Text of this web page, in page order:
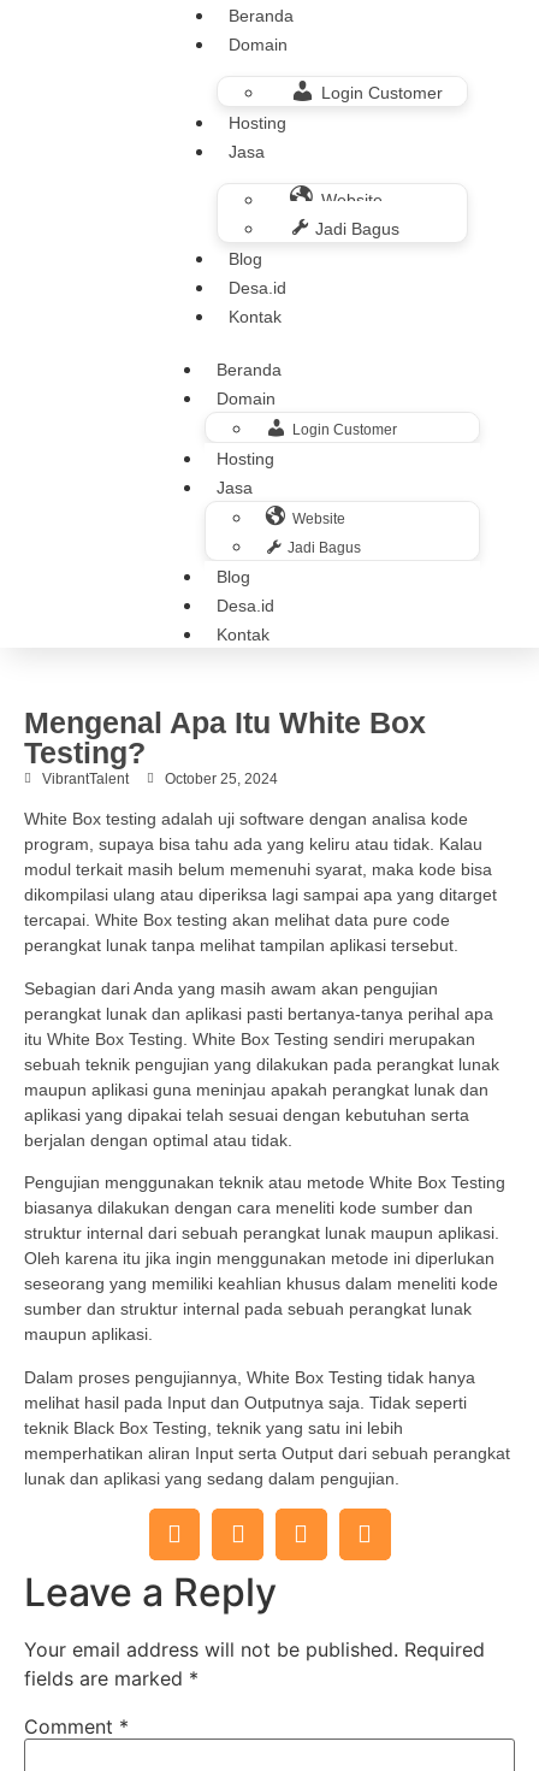
Beranda
Domain
Login Customer
Hosting
Jasa
Website
Jadi Bagus
Blog
Desa.id
Kontak
Beranda
Domain
Login Customer
Hosting
Jasa
Website
Jadi Bagus
Blog
Desa.id
Kontak
Mengenal Apa Itu White Box
Testing?
VibrantTalent October 25, 2024
White Box testing adalah uji software dengan analisa kode
program, supaya bisa tahu ada yang keliru atau tidak. Kalau
modul terkait masih belum memenuhi syarat, maka kode bisa
dikompilasi ulang atau diperiksa lagi sampai apa yang ditarget
tercapai. White Box testing akan melihat data pure code
perangkat lunak tanpa melihat tampilan aplikasi tersebut.
Sebagian dari Anda yang masih awam akan pengujian
perangkat lunak dan aplikasi pasti bertanya-tanya perihal apa
itu White Box Testing. White Box Testing sendiri merupakan
sebuah teknik pengujian yang dilakukan pada perangkat lunak
maupun aplikasi guna meninjau apakah perangkat lunak dan
aplikasi yang dipakai telah sesuai dengan kebutuhan serta
berjalan dengan optimal atau tidak.
Pengujian menggunakan teknik atau metode White Box Testing
biasanya dilakukan dengan cara meneliti kode sumber dan
struktur internal dari sebuah perangkat lunak maupun aplikasi.
Oleh karena itu jika ingin menggunakan metode ini diperlukan
seseorang yang memiliki keahlian khusus dalam meneliti kode
sumber dan struktur internal pada sebuah perangkat lunak
maupun aplikasi.
Dalam proses pengujiannya, White Box Testing tidak hanya
melihat hasil pada Input dan Outputnya saja. Tidak seperti
teknik Black Box Testing, teknik yang satu ini lebih
memperhatikan aliran Input serta Output dari sebuah perangkat
lunak dan aplikasi yang sedang dalam pengujian.
Leave a Reply
Your email address will not be published. Required
fields are marked *
Comment *